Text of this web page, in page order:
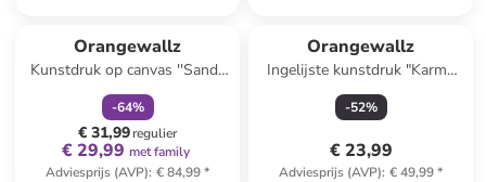
Orangewallz
Kunstdruk op canvas ''Sandy
Circles''
-64%
€ 31,99regulier
€ 29,99 met family
Adviesprijs (AVP): € 84,99*
Orangewallz
Ingelijste kunstdruk "Karma
Power Words" - (B)40 x (H)50
cm
-52%
€ 23,99
Adviesprijs (AVP): € 49,99*